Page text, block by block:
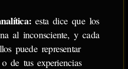
esta dice que los
al inconsciente, y cada
puede representar
de tus experiencias